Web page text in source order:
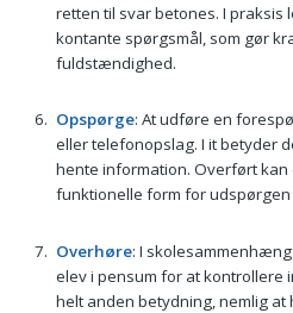
retten til svar betones. I
kontante spørgsmål, som gør
fuldstændighed.
Opspørge: At udføre en
eller telefonopslag. I it betyder
hente information. Overført
funktionelle form for
Overhøre: I
elev i pensum for at
helt anden betydning, nemlig at